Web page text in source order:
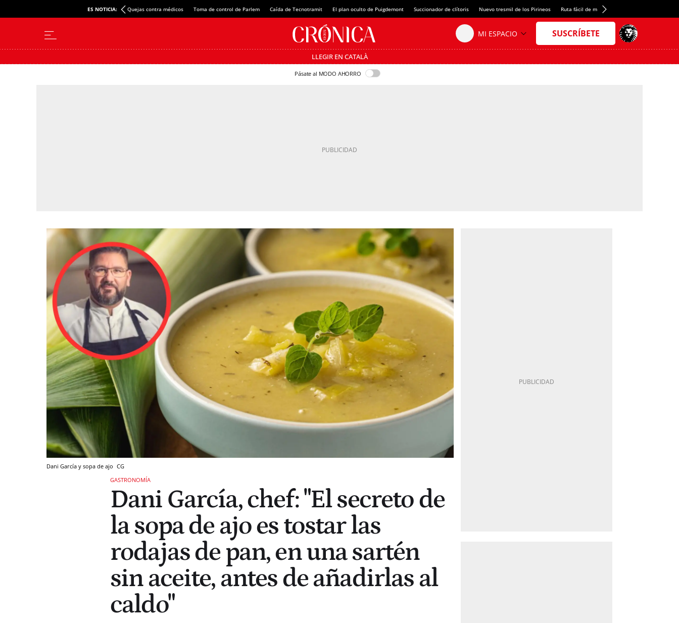
ES NOTICIA: Quejas contra médicos Toma de control de Parlem Caída de Tecnotramit El plan oculto de Puigdemont Succionador de clítoris Nuevo tresmil de los Pirineos Ruta fácil de montaña
LLEGIR EN CATALÀ
Pásate al MODO AHORRO
Dani García y sopa de ajo CG
GASTRONOMÍA
Dani García, chef: "El secreto de
la sopa de ajo es tostar las
rodajas de pan, en una sartén
sin aceite, antes de añadirlas al
caldo"